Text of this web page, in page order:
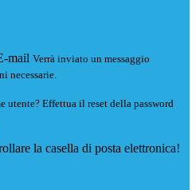
mail Verrà inviato un messaggio
necessarie.
utente? Effettua il reset della password
la casella di posta elettronica!